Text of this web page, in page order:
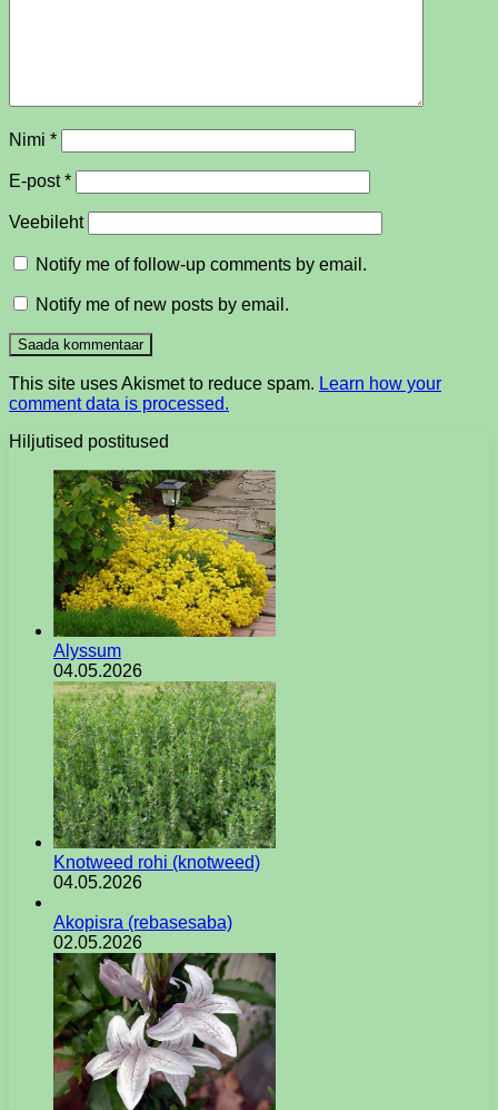
Nimi *
E-post*
Veebileht
Notify me of follow-up comments by email.
Notify me of new posts by email.
This site uses Akismet to reduce spam. Learn how your
comment data is processed.
Hiljutised postitused
Alyssum
04.05.2026
Knotweed rohi (knotweed)
04.05.2026
Akopisra (rebasesaba)
02.05.2026